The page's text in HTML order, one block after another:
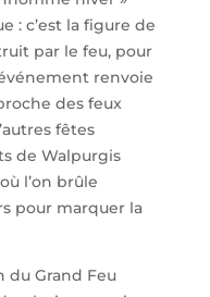
: c’est la figure de
par le feu, pour
renvoie
des feux
fêtes
de Walpurgis
l’on brûle
pour marquer la
du Grand Feu